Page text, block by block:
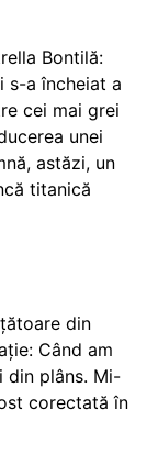
Bontilă:
s-a încheiat a
cei mai grei
unei
astăzi, un
titanică
din
Când am
din plâns. Mi-
corectată în